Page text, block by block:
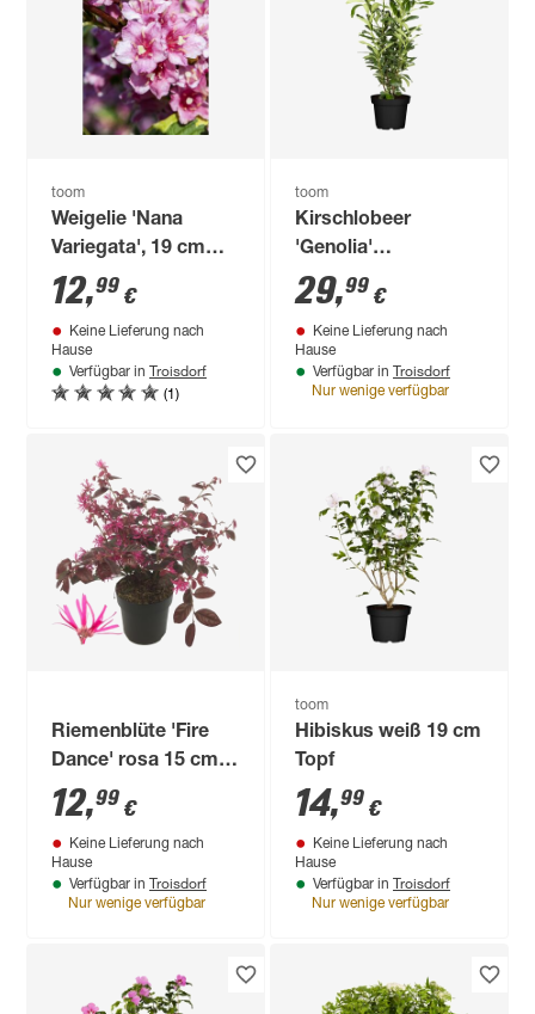
toom
Weigelie 'Nana
Variegata', 19 cm
Topf
12,99 €
Keine Lieferung nach
Hause
Verfügbar in Troisdorf
(1)
toom
Kirschlobeer
'Genolia'
topfgewachsen, 28
cm Topf
29,99 €
Keine Lieferung nach
Hause
Verfügbar in Troisdorf
Nur wenige verfügbar
Riemenblüte 'Fire
Dance' rosa 15 cm
Topf
12,99 €
Keine Lieferung nach
Hause
Verfügbar in Troisdorf
Nur wenige verfügbar
toom
Hibiskus weiß 19 cm
Topf
14,99 €
Keine Lieferung nach
Hause
Verfügbar in Troisdorf
Nur wenige verfügbar